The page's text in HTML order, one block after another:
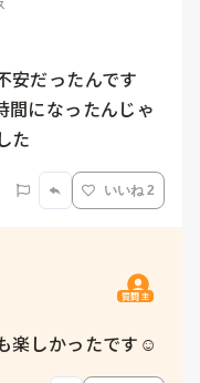
安だったんです
になったんじゃ
た
いいね 2
質問主
楽しかったです☺️